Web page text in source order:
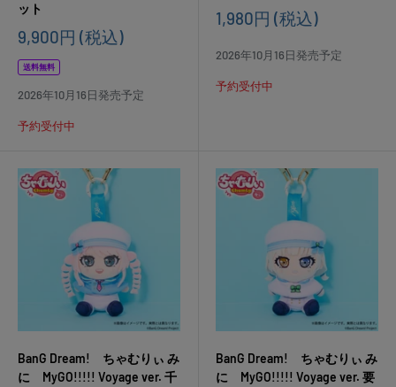
ット
販
価
格
9,900円 (税込)
送料無料
2026年10月16日発売予定
予約受付中
販
価
1,980円 (税込)
2026年10月16日発売予定
予約受付中
BanG Dream! ちゃむりぃ み
に MyGO!!!!! Voyage ver. 千
BanG Dream! ちゃむりぃ み
に MyGO!!!!! Voyage ver. 要